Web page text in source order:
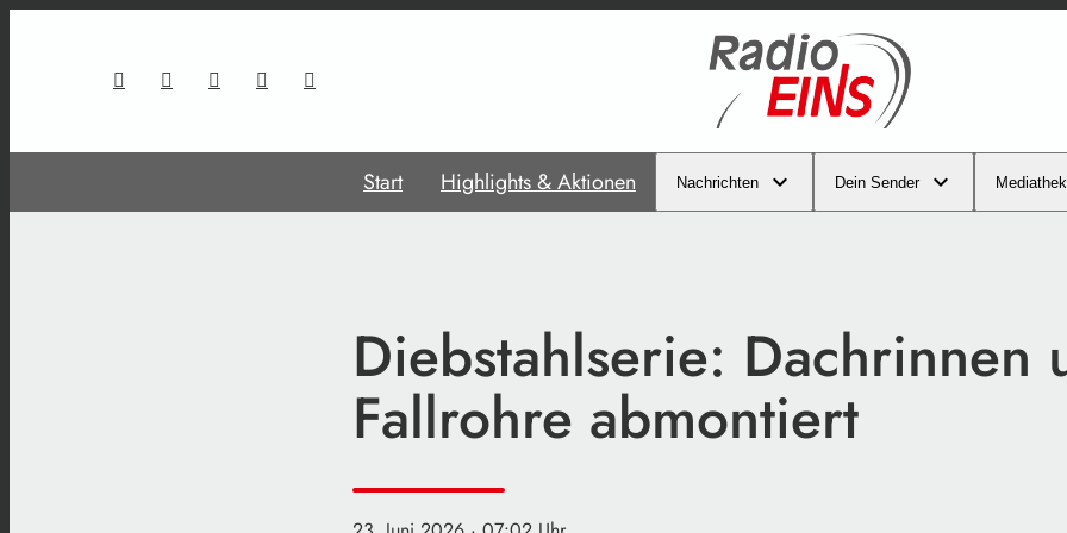
Start Highlights & Aktionen Nachrichten Dein Sender Mediathek
Diebstahlserie: Dachrinnen
Fallrohre abmontiert